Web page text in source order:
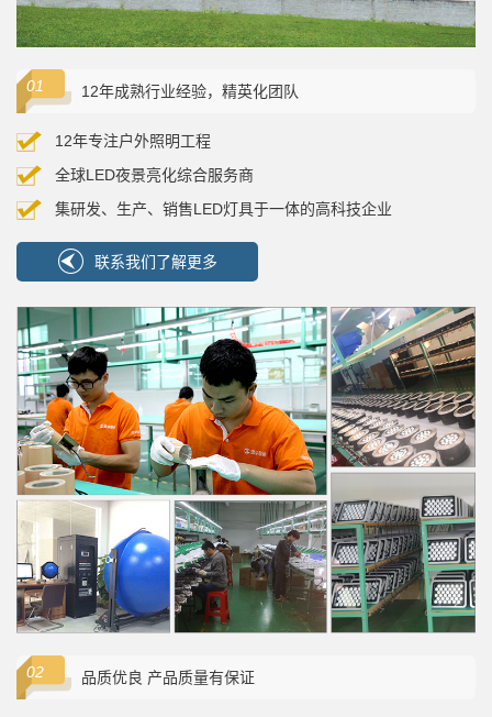
12年成熟行业经验，精英化团队
12年专注户外照明工程
全球LED夜景亮化综合服务商
集研发、生产、销售LED灯具于一体的高科技企业
联系我们了解更多
品质优良 产品质量有保证